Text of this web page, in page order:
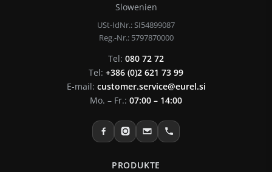
Slowenien
USt-IdNr.: SI54899087
Reg.-Nr.: 5797870000
Tel: 080 72 72
Tel: +386 (0)2 621 73 99
E-mail: customer.service@eurel.si
Mo. – Fr.: 07:00 – 14:00
PRODUKTE